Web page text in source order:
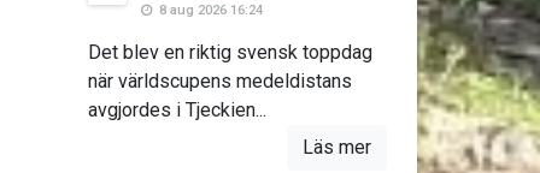
8 aug 2026 16:24
Det blev en riktig svensk toppdag
när världscupens medeldistans
avgjordes i Tjeckien...
Läs mer